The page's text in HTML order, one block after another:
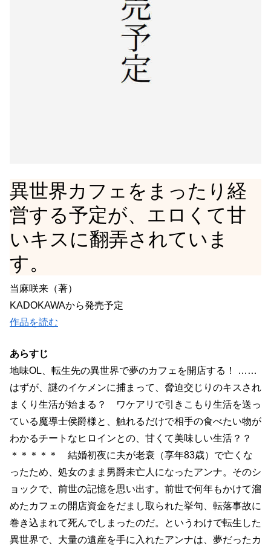
異世界カフェをまったり経
営する予定が、エロくて甘
いキスに翻弄されていま
す。
当麻咲来（著）
KADOKAWAから発売予定
作品を読む
あらすじ
地味OL、転生先の異世界で夢のカフェを開店する！ ……
はずが、謎のイケメンに捕まって、脅迫交じりのキスされ
まくり生活が始まる？ ワケアリで引きこもり生活を送っ
ている魔導士侯爵様と、触れるだけで相手の食べたい物が
わかるチートなヒロインとの、甘くて美味しい生活？？
＊＊＊＊＊ 結婚初夜に夫が老衰（享年83歳）で亡くな
ったため、処女のまま男爵未亡人になったアンナ。そのシ
ョックで、前世の記憶を思い出す。前世で何年もかけて溜
めたカフェの開店資金をだまし取られた挙句、転落事故に
巻き込まれて死んでしまったのだ。というわけで転生した
異世界で、大量の遺産を手に入れたアンナは、夢だったカ